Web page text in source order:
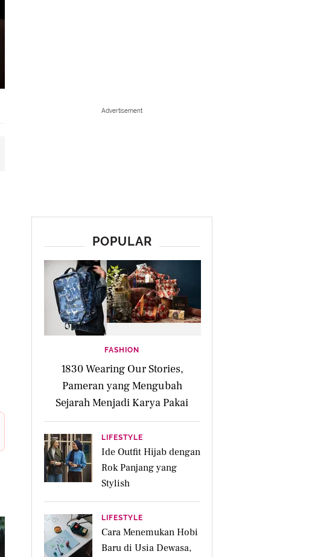
Advertisement
POPULAR
FASHION
1830 Wearing Our Stories,
Pameran yang Mengubah
Sejarah Menjadi Karya Pakai
LIFESTYLE
Ide Outfit Hijab dengan
Rok Panjang yang
Stylish
LIFESTYLE
Cara Menemukan Hobi
Baru di Usia Dewasa,